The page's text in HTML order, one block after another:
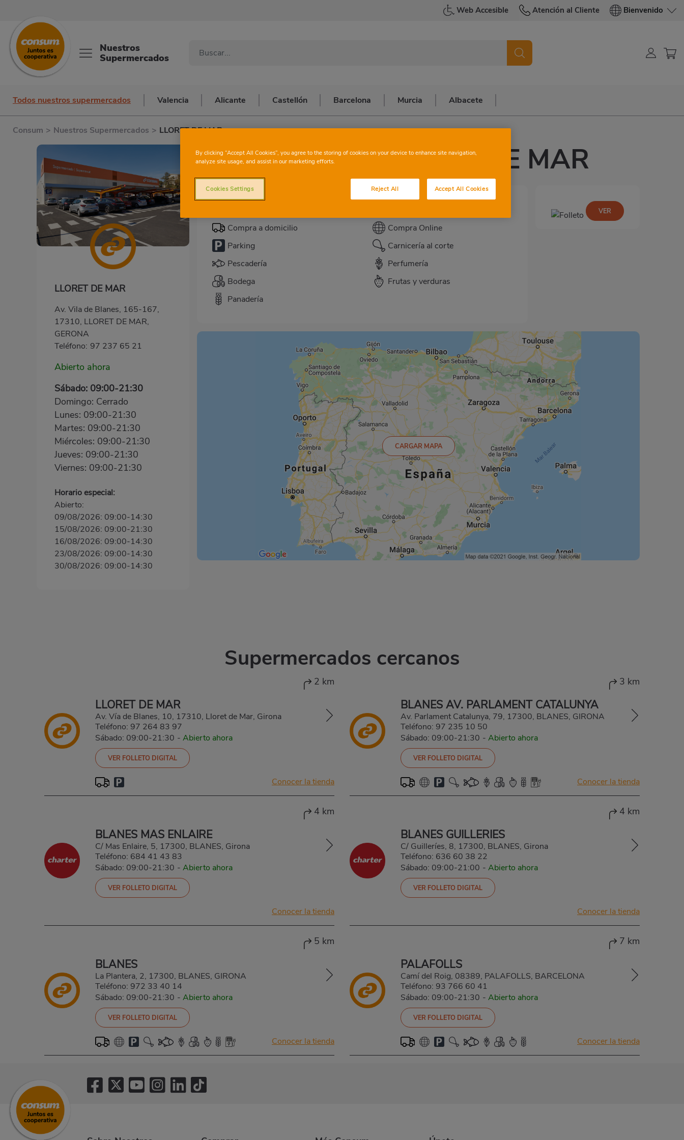
Web Accesible Atención al Cliente Bienvenido
Nuestros
Supermercados
Todos nuestros supermercados Valencia Alicante Castellón Barcelona Murcia Albacete
Consum > Nuestros Supermercados > LLORET DE MAR
LLORET DE MAR
Av. Vila de Blanes, 165-167,
17310, LLORET DE MAR,
GERONA
Teléfono: 97 237 65 21
Abierto ahora
Sábado: 09:00-21:30
Domingo: Cerrado
Lunes: 09:00-21:30
Martes: 09:00-21:30
Miércoles: 09:00-21:30
Jueves: 09:00-21:30
Viernes: 09:00-21:30
Horario especial:
Abierto:
09/08/2026: 09:00-14:30
15/08/2026: 09:00-21:30
16/08/2026: 09:00-14:30
23/08/2026: 09:00-14:30
30/08/2026: 09:00-14:30
CONSUMLLORET DE MAR
Esta tienda cuenta con los servicios siguientes:
Compra a domicilio
Compra Online
Parking
Carnicería al corte
Pescadería
Perfumería
Bodega
Frutas y verduras
Panadería
VER
CARGAR MAPA
Supermercados cercanos
2 km
LLORET DE MAR
Av. Vía de Blanes, 10, 17310, Lloret de Mar, Girona
Teléfono: 97 264 83 97
Sábado: 09:00-21:30 - Abierto ahora
VER FOLLETO DIGITAL
Conocer la tienda
3 km
BLANES AV. PARLAMENT CATALUNYA
Av. Parlament Catalunya, 79, 17300, BLANES, GIRONA
Teléfono: 97 235 10 50
Sábado: 09:00-21:30 - Abierto ahora
VER FOLLETO DIGITAL
Conocer la tienda
4 km
BLANES MAS ENLAIRE
C/ Mas Enlaire, 5, 17300, BLANES, Girona
Teléfono: 684 41 43 83
Sábado: 09:00-21:30 - Abierto ahora
VER FOLLETO DIGITAL
Conocer la tienda
4 km
BLANES GUILLERIES
C/ Guilleríes, 8, 17300, BLANES, Girona
Teléfono: 636 60 38 22
Sábado: 09:00-21:00 - Abierto ahora
VER FOLLETO DIGITAL
Conocer la tienda
5 km
BLANES
La Plantera, 2, 17300, BLANES, GIRONA
Teléfono: 972 33 40 14
Sábado: 09:00-21:30 - Abierto ahora
VER FOLLETO DIGITAL
Conocer la tienda
7 km
PALAFOLLS
Camí del Roig, 08389, PALAFOLLS, BARCELONA
Teléfono: 93 766 60 41
Sábado: 09:00-21:30 - Abierto ahora
VER FOLLETO DIGITAL
Conocer la tienda
By clicking “Accept All Cookies”, you agree to the storing of cookies on your device to enhance site navigation,
analyze site usage, and assist in our marketing efforts.
Reject All Accept All Cookies
Cookies Settings